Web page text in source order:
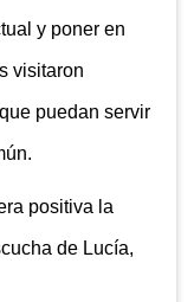
y poner en
visitaron
puedan servir
positiva la
de Lucía,